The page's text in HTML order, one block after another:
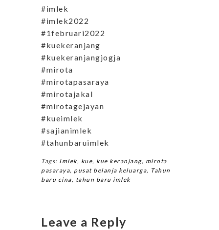
#imlek
#imlek2022
#1februari2022
#kuekeranjang
#kuekeranjangjogja
#mirota
#mirotapasaraya
#mirotajakal
#mirotagejayan
#kueimlek
#sajianimlek
#tahunbaruimlek
Tags: Imlek, kue, kue keranjang, mirota
pasaraya, pusat belanja keluarga, Tahun
baru cina, tahun baru imlek
Leave a Reply